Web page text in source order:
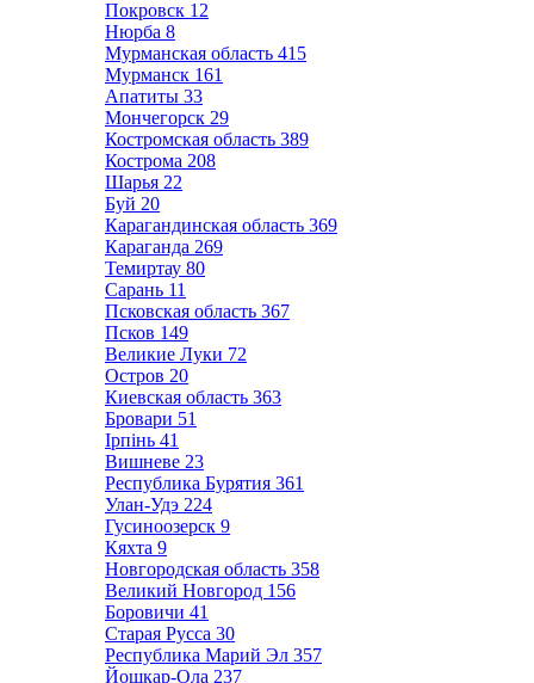
Покровск 12
Нюрба 8
Мурманская область 415
Мурманск 161
Апатиты 33
Мончегорск 29
Костромская область 389
Кострома 208
Шарья 22
Буй 20
Карагандинская область 369
Караганда 269
Темиртау 80
Сарань 11
Псковская область 367
Псков 149
Великие Луки 72
Остров 20
Киевская область 363
Бровари 51
Ірпінь 41
Вишневе 23
Республика Бурятия 361
Улан-Удэ 224
Гусиноозерск 9
Кяхта 9
Новгородская область 358
Великий Новгород 156
Боровичи 41
Старая Русса 30
Республика Марий Эл 357
Йошкар-Ола 237